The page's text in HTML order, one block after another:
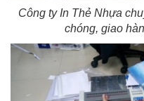
Công ty In Thẻ Nhựa
chóng, giao